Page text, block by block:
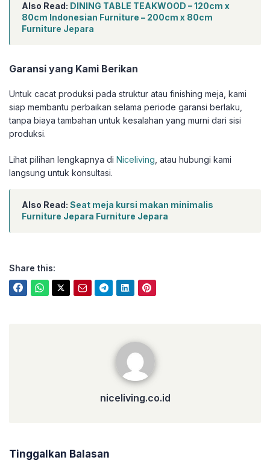
Also Read: DINING TABLE TEAKWOOD – 120cm x
80cm Indonesian Furniture – 200cm x 80cm
Furniture Jepara
Garansi yang Kami Berikan
Untuk cacat produksi pada struktur atau finishing meja, kami
siap membantu perbaikan selama periode garansi berlaku,
tanpa biaya tambahan untuk kesalahan yang murni dari sisi
produksi.
Lihat pilihan lengkapnya di Niceliving , atau hubungi kami
langsung untuk konsultasi.
Also Read: Seat meja kursi makan minimalis
Furniture Jepara Furniture Jepara
Share this:
niceliving.co.id
Tinggalkan Balasan